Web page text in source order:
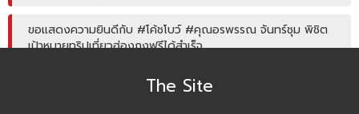
ขอแสดงความยินดีกับ #โค้ชโบว์ #คุณอรพรรณ จันทร์ชุม พิชิต
เป้าหมายทริปเที่ยวฮ่องกงฟรีได้สำเร็จ
โค้ชหนุ่ม แชร์หัวข้อการลงพื้นที่หาลิสโครงการปิด/เปิด
The Site